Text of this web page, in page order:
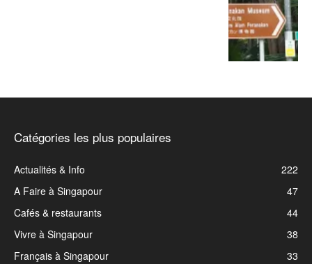
Catégories les plus populaires
Actualités & Info
222
A Faire à Singapour
47
Cafés & restaurants
44
Vivre à Singapour
38
Français à Singapour
33